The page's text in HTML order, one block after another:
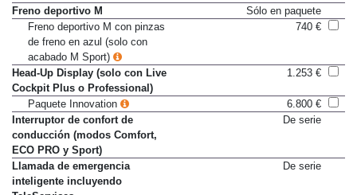
exteriores
Freno deportivo M
Sólo en paquete
Freno deportivo M con pinzas
de freno en azul (solo con
acabado M Sport)
Head-Up Display (solo con Live
Cockpit Plus o Professional)
Paquete Innovation
6.800 €
Interruptor de confort de
conducción (modos Comfort,
ECO PRO y Sport)
Llamada de emergencia